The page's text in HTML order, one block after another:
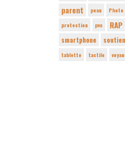
parent
peau Photo
protection pvc RAP
smartphone
tablette tactile